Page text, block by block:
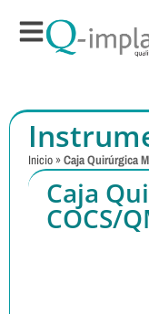
Inicio »Caja Quirúrgica
Caja
COCS/